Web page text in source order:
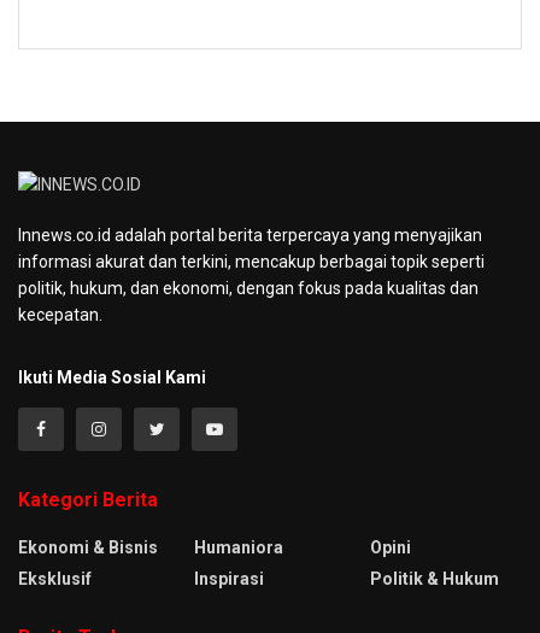
Innews.co.id adalah portal berita terpercaya yang menyajikan
informasi akurat dan terkini, mencakup berbagai topik seperti
politik, hukum, dan ekonomi, dengan fokus pada kualitas dan
kecepatan.
Ikuti Media Sosial Kami
Kategori Berita
Ekonomi & Bisnis
Eksklusif
Humaniora
Inspirasi
Opini
Politik & Hukum